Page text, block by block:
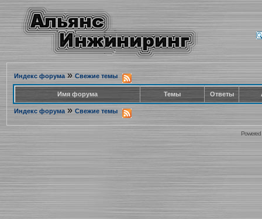
Индекс форума» Свежие темы
Имя форума Темы Ответы
Индекс форума » Свежие темы